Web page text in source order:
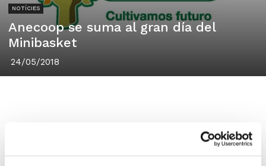
NOTÍCIES
Anecoop se suma al gran día del
Minibasket
24/05/2018
Las Finales IR Minibasket de esta temporada y el Día